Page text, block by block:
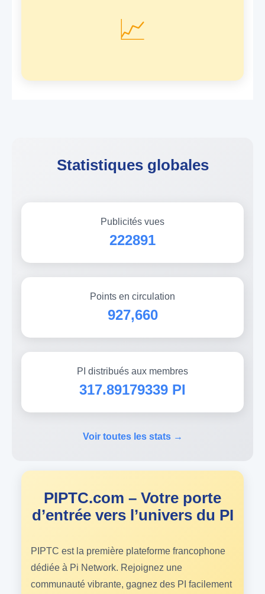
📈
Statistiques globales
Publicités vues
222891
Points en circulation
927,660
PI distribués aux membres
317.89179339 PI
Voir toutes les stats →
PIPTC.com – Votre porte
d’entrée vers l’univers du PI
PIPTC est la première plateforme francophone
dédiée à Pi Network. Rejoignez une
communauté vibrante, gagnez des PI facilement